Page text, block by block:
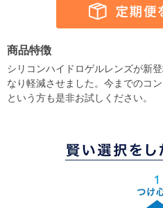
商品特徴
シリコンハイドロゲルレンズが新
なり軽減させました。今までのコ
という方も是非お試しください。